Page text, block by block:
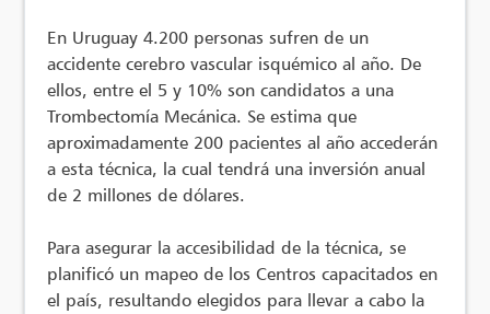
En Uruguay 4.200 personas sufren de un
accidente cerebro vascular isquémico al año. De
ellos, entre el 5 y 10% son candidatos a una
Trombectomía Mecánica. Se estima que
aproximadamente 200 pacientes al año accederán
a esta técnica, la cual tendrá una inversión anual
de 2 millones de dólares.
Para asegurar la accesibilidad de la técnica, se
planificó un mapeo de los Centros capacitados en
el país, resultando elegidos para llevar a cabo la